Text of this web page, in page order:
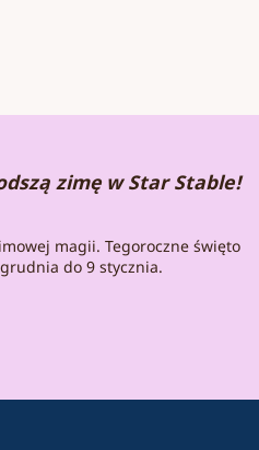
zimę w Star Stable!
magii. Tegoroczne święto
do 9 stycznia.